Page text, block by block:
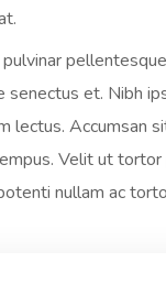
senectus et. Nibh
lectus. Accumsan
Velit ut
nullam ac